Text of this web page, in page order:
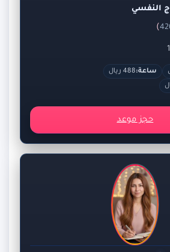
النفسي
)
ساعة:488 ريال
حجز موعد